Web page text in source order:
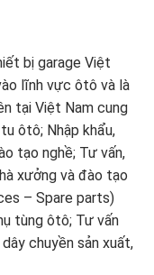
bị garage Việt
lĩnh vực ôtô và là
tại Việt Nam cung
ôtô; Nhập khẩu,
tạo nghề; Tư vấn,
xưởng và đào tạo
– Spare parts)
tùng ôtô; Tư vấn
chuyền sản xuất,